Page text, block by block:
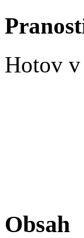
Hotov v
Obsah